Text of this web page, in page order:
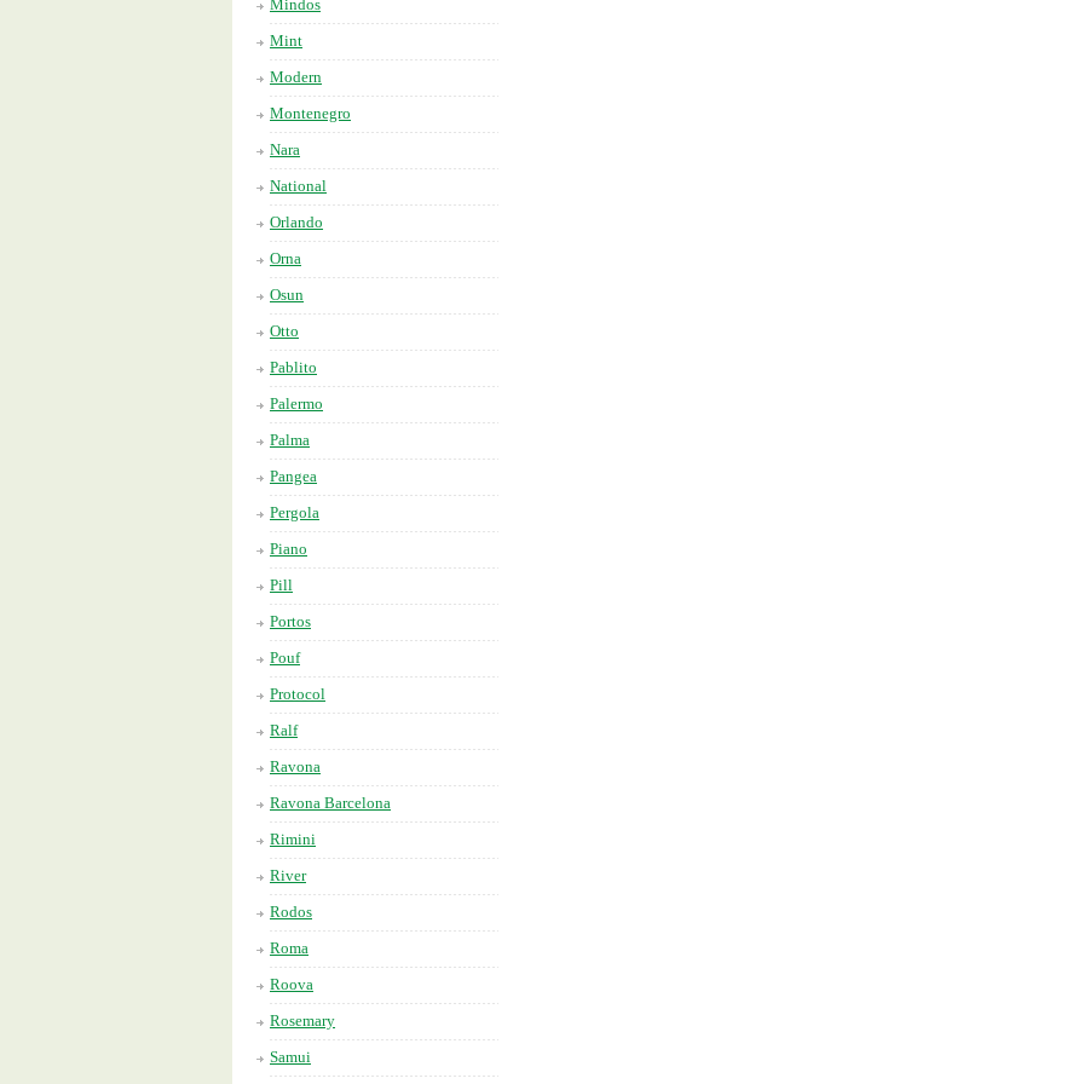
Mindos
Mint
Modern
Montenegro
Nara
National
Orlando
Orna
Osun
Otto
Pablito
Palermo
Palma
Pangea
Pergola
Piano
Pill
Portos
Pouf
Protocol
Ralf
Ravona
Ravona Barcelona
Rimini
River
Rodos
Roma
Roova
Rosemary
Samui